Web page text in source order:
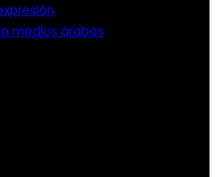
medios árabes